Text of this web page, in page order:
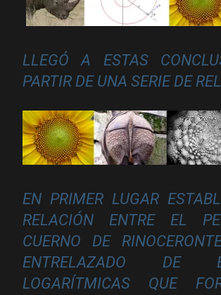
LLEGÓ A ESTAS
PARTIR DE UNA SERIE DE
EN PRIMER LUGAR
RELACIÓN ENTRE EL
CUERNO DE
ENTRELAZADO DE
LOGARÍTMICAS QUE